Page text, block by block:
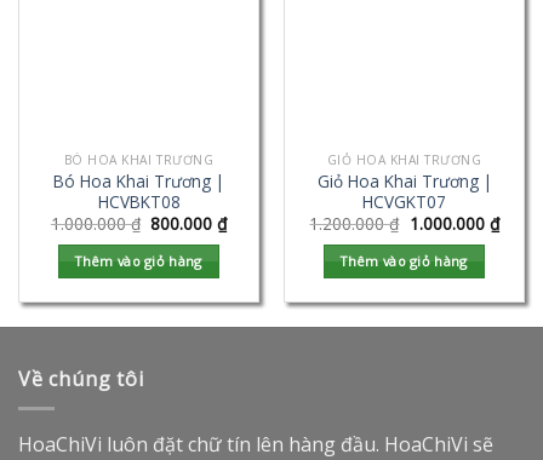
BÓ HOA KHAI TRƯƠNG
Bó Hoa Khai Trương |
HCVBKT08
1.000.000₫ 800.000₫
Thêm vào giỏ hàng
GIỎ HOA KHAI TRƯƠNG
Giỏ Hoa Khai Trương |
HCVGKT07
1.200.000₫ 1.000.000 ₫
Thêm vào giỏ hàng
Về chúng tôi
HoaChiVi luôn đặt chữ tín lên hàng đầu. HoaChiVi sẽ